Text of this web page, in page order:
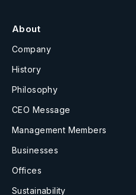
About
Company
History
Philosophy
CEO Message
Management Members
Businesses
Offices
Sustainability